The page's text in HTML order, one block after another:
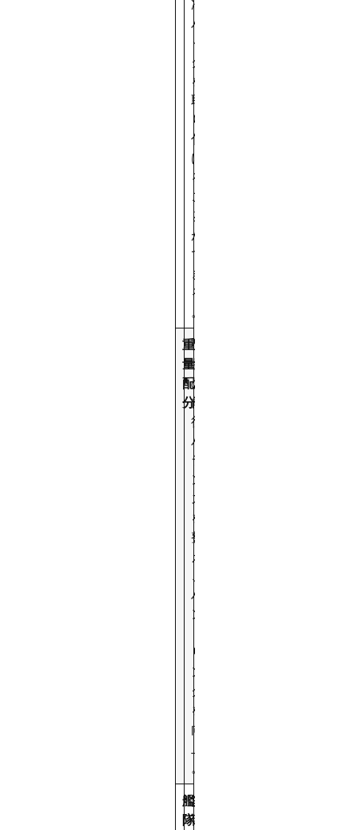
冷
バ
ッ
グ
を
取
り
付
け
る
こ
と
が
で
き
る
。
重
量
配
分
荷
物
の
前
後
バ
ラ
ン
ス
を
整
え
ハ
ン
リ
ン
グ
を
向
。
艦
隊
多
目